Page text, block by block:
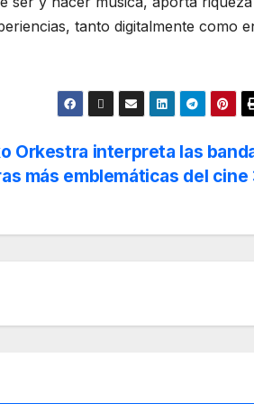
tanto digitalmente como
Orkestra interpreta las
más emblemáticas del cine